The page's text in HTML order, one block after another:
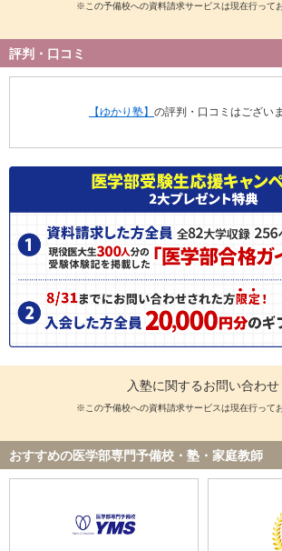
※この予備校への資料請求サービスは現在行って
評判・口コミ
【ゆかり塾】 の評判・口コミはござい
入塾に関するお問い合わせ
※この予備校への資料請求サービスは現在行って
おすすめの医学部専門予備校・塾・家庭教師